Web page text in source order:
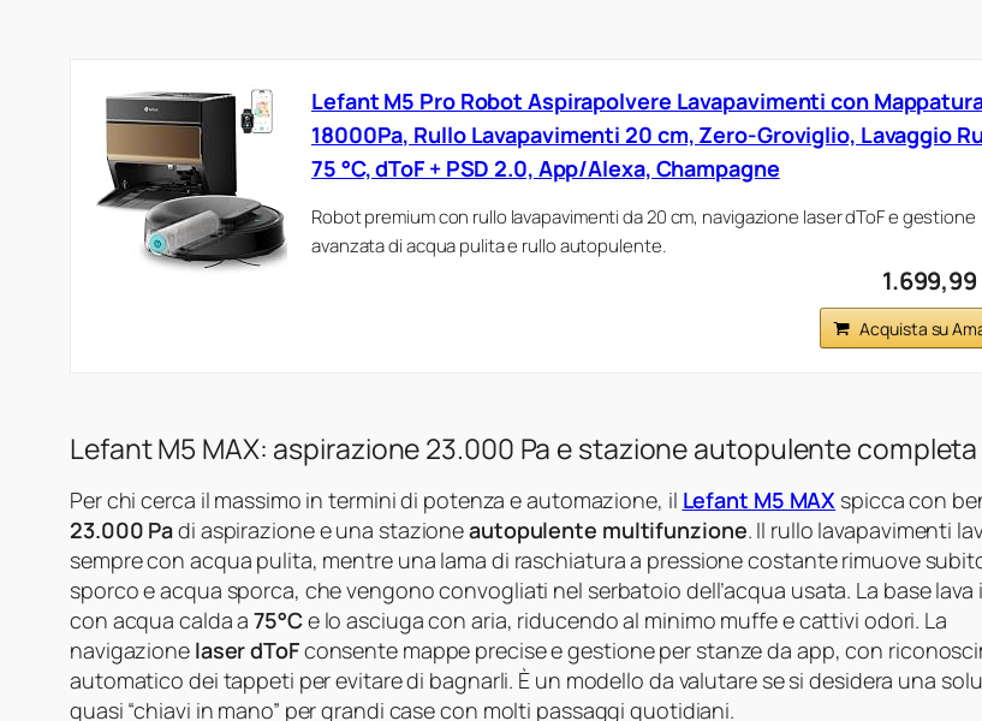
Lefant M5 Pro Robot Aspirapolvere Lavapavimenti con
18000Pa, Rullo Lavapavimenti 20 cm, Zero-Groviglio, Lavaggio
75 °C, dToF + PSD 2.0, App/Alexa, Champagne
Robot premium con rullo lavapavimenti da 20 cm, navigazione laser dToF e gestione
avanzata di acqua pulita e rullo autopulente.
1.699,99
Acquista su
Lefant M5 MAX: aspirazione 23.000 Pa e stazione autopulente completa
Per chi cerca il massimo in termini di potenza e automazione, il Lefant M5 MAX spicca con
23.000 Padi aspirazione e una stazioneautopulente multifunzione. Il rullo lavapavimenti
sempre con acqua pulita, mentre una lama di raschiatura a pressione costante rimuove
sporco e acqua sporca, che vengono convogliati nel serbatoio dell’acqua usata. La base lava
con acqua calda a75°Ce lo asciuga con aria, riducendo al minimo muffe e cattivi odori. La
navigazione laser dToFconsente mappe precise e gestione per stanze da app, con
automatico dei tappeti per evitare di bagnarli. È un modello da valutare se si desidera una
quasi “chiavi in mano” per grandi case con molti passaggi quotidiani.